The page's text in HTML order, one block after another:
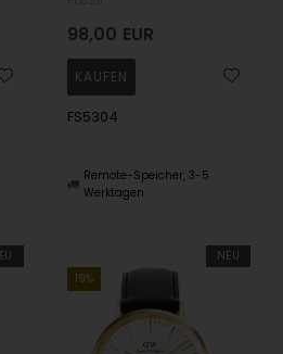
98,00 EUR
FS5304
Remote-Speicher, 3-5
Werktagen
NEU
19%